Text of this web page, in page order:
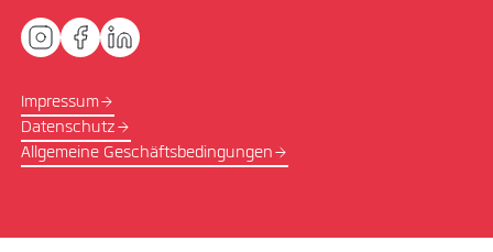
Impressum
Datenschutz
Allgemeine Geschäftsbedingungen